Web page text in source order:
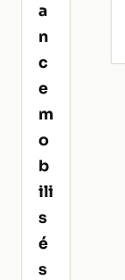
a
n
c
e
m
o
b
ili
s
é
s